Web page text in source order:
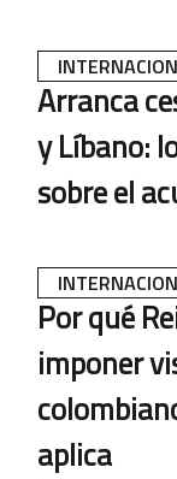
27 DE
Arranca
y Líbano:
sobre el
26 DE
Por qué
imponer
aplica